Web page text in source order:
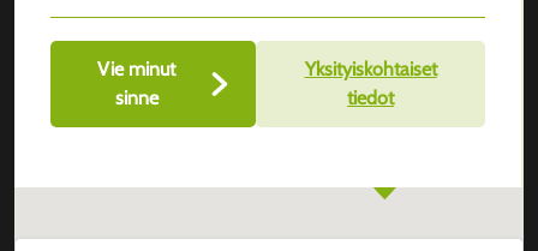
Vie minut
sinne
Yksityiskohtaiset
tiedot